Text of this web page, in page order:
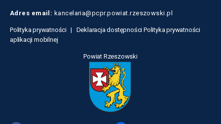
Adres email: kancelaria@pcpr.powiat.rzeszowski.pl
Polityka prywatności | Deklaracja dostępności Polityka prywatności
aplikacji mobilnej
Powiat Rzeszowski